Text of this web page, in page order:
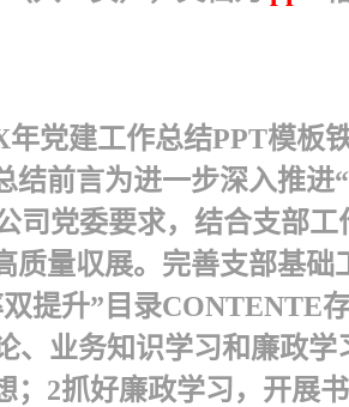
党建工作总结PPT模板
前言为进一步深入推进
党委要求，结合支部工
量収展。 完善支部基
提升”目录CONTENTE
、业务知识学习和廉政学
2抓好廉政学习，开展